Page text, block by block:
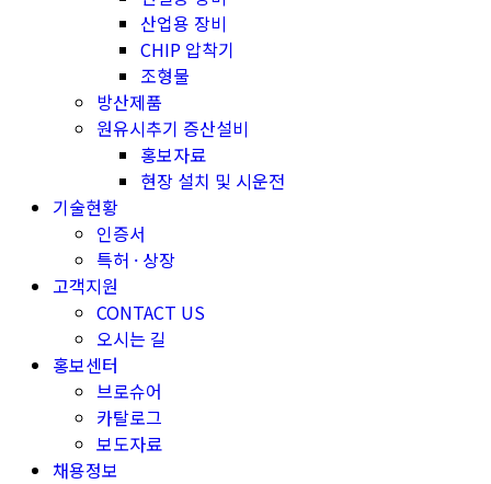
산업용 장비
CHIP 압착기
조형물
방산제품
원유시추기 증산설비
홍보자료
현장 설치 및 시운전
기술현황
인증서
특허 · 상장
고객지원
CONTACT US
오시는 길
홍보센터
브로슈어
카탈로그
보도자료
채용정보